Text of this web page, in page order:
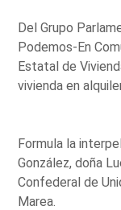
Del Grupo
Podemos-En
Estatal de
vivienda en
Formula la
González, doña
Confederal de
Marea.